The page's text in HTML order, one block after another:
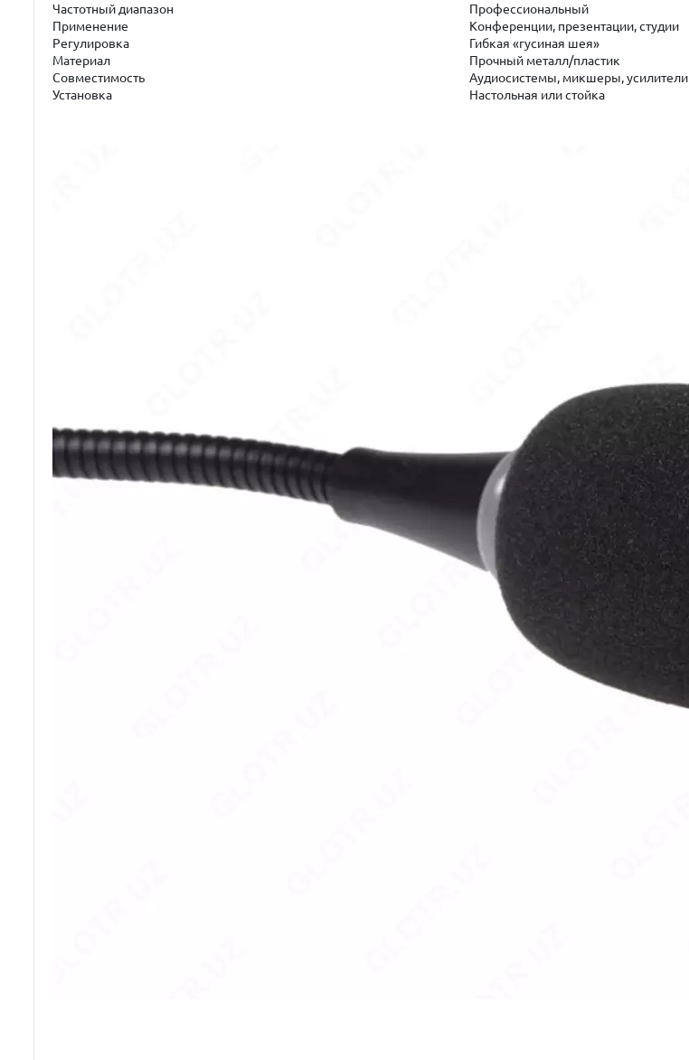
Частотный диапазон
Профессиональный
Применение
Конференции, презентации, студии
Регулировка
Гибкая «гусиная шея»
Материал
Прочный металл/пластик
Совместимость
Аудиосистемы, микшеры, усилители
Установка
Настольная или стойка